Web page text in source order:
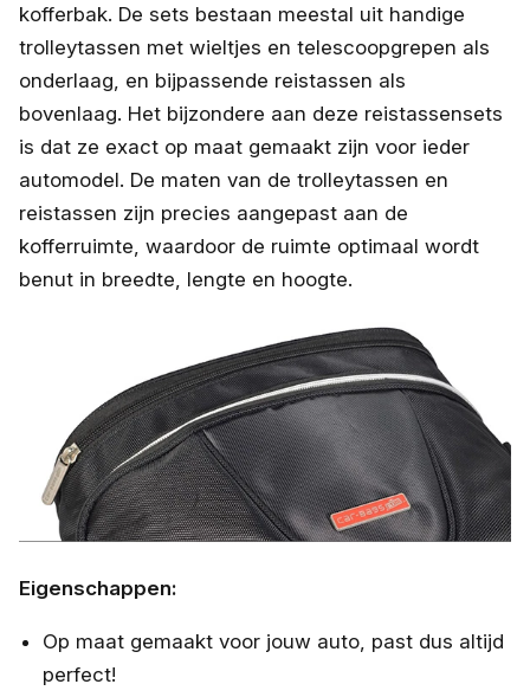
kofferbak. De sets bestaan meestal uit handige
trolleytassen met wieltjes en telescoopgrepen als
onderlaag, en bijpassende reistassen als
bovenlaag. Het bijzondere aan deze reistassensets
is dat ze exact op maat gemaakt zijn voor ieder
automodel. De maten van de trolleytassen en
reistassen zijn precies aangepast aan de
kofferruimte, waardoor de ruimte optimaal wordt
benut in breedte, lengte en hoogte.
Eigenschappen:
Op maat gemaakt voor jouw auto, past dus altijd
perfect!